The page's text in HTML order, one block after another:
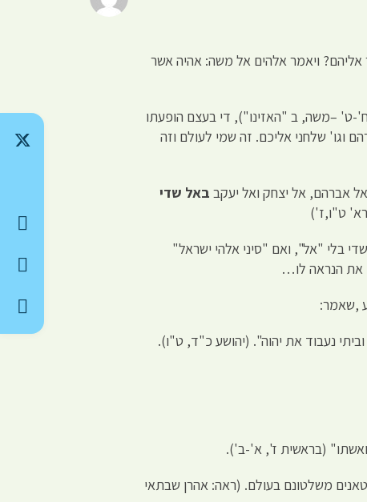
אליהם? ויאמר אלהים אל משה: אהיה אשר
ט' –משה, ב "האזינו"), די בעצם הופעתו
וגו' שלחני אליכם. זה שמי לעולם וזה
אברהם, אל יצחק ואל יעקב באל שדי
ט"ו,ז')
בלי "אל", ואם "סיני אלהי ישראל"
את הנראה לו…
,שאמר:
נעבוד את יהוה". (יהושע כ"ד, ט"ו).
(בראשית ז', א'-ב').
משלטונם בעולם. (ראה: אהרן שבתאי